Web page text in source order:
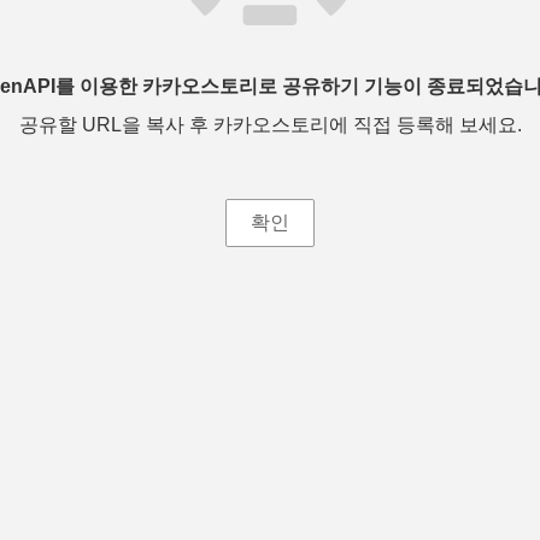
를 이용한 카카오스토리로 공유하기 기능이 종료되었습
공유할 URL을 복사 후 카카오스토리에 직접 등록해 보세요.
확인